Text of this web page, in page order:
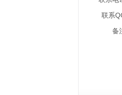
联系
备